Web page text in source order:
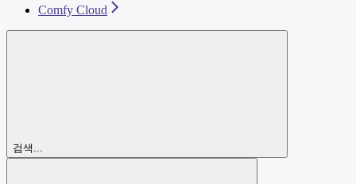
Comfy Cloud
검색...